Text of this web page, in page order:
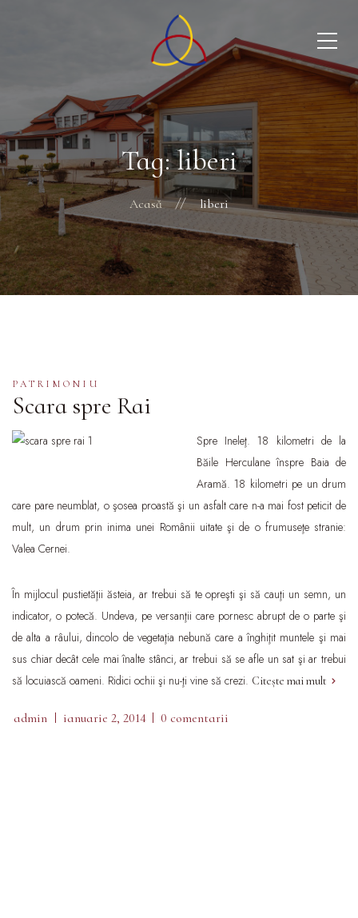
Tag: liberi
Acasă liberi
PATRIMONIU
Scara spre Rai
Spre Ineleţ. 18 kilometri de la
Băile Herculane înspre Baia de
Aramă. 18 kilometri pe un drum
care pare neumblat, o şosea proastă şi un asfalt care n-a mai fost peticit de
mult, un drum prin inima unei Românii uitate şi de o frumuseţe stranie:
Valea Cernei.
În mijlocul pustietăţii ăsteia, ar trebui să te opreşti şi să cauţi un semn, un
indicator, o potecă. Undeva, pe versanţii care pornesc abrupt de o parte şi
de alta a râului, dincolo de vegetaţia nebună care a înghiţit muntele şi mai
sus chiar decât cele mai înalte stânci, ar trebui să se afle un sat şi ar trebui
să locuiască oameni. Ridici ochii şi nu-ţi vine să crezi. Citește mai mult
admin ianuarie 2, 2014 0 comentarii